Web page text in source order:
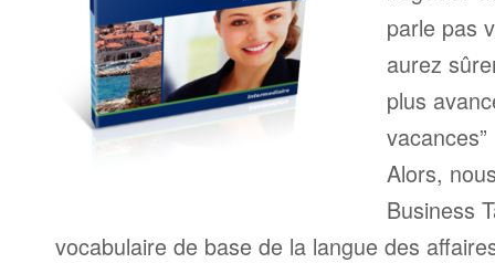
parle pas
aurez
plus
Alors,
Business
vocabulaire de base de la langue des